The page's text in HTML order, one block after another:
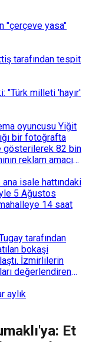
"çerçeve yasa"
tarafından tespit
"Türk milleti 'hayır'
oyuncusu Yiğit
bir fotoğrafta
gösterilerek 82 bin
reklam amacı
yargıya
ana isale hattındaki
5 Ağustos
14 saat
tarafından
bokaşi
İzmirlilerin
değerlendiren
ilçelerde toplam
aylık
Et